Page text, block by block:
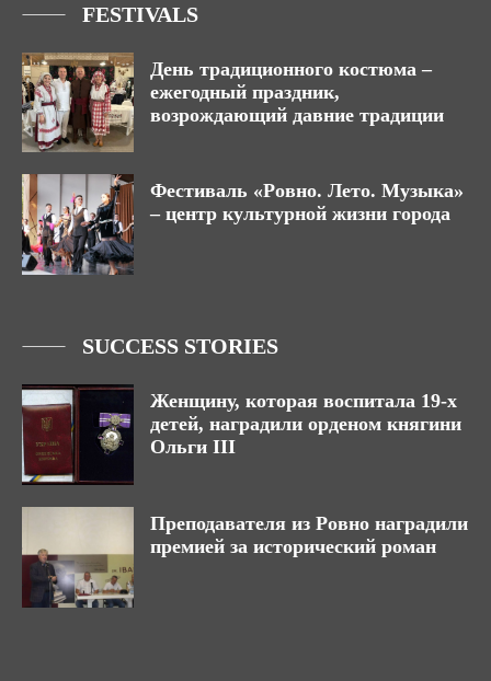
FESTIVALS
День традиционного костюма –
ежегодный праздник,
возрождающий давние традиции
Фестиваль «Ровно. Лето. Музыка»
– центр культурной жизни города
SUCCESS STORIES
Женщину, которая воспитала 19-х
детей, наградили орденом княгини
Ольги III
Преподавателя из Ровно наградили
премией за исторический роман